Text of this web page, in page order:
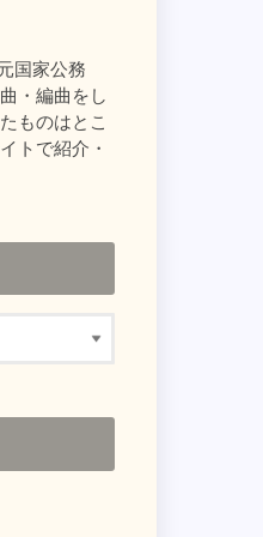
国家公務
・編曲をし
ものはとこ
トで紹介・